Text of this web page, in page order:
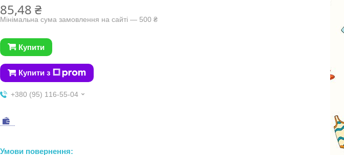
85,48 ₴
Мінімальна сума замовлення на сайті — 500 ₴
Купити
Купити з
+380 (95) 116-55-04